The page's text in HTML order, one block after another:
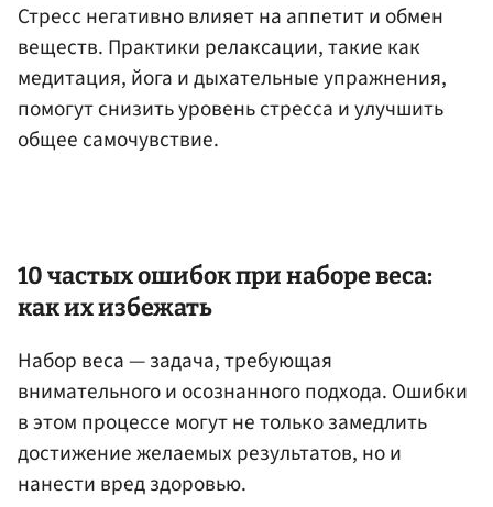
Стресс негативно влияет на аппетит и обмен
веществ. Практики релаксации, такие как
медитация, йога и дыхательные упражнения,
помогут снизить уровень стресса и улучшить
общее самочувствие.​
10 частых ошибок при наборе веса:
как их избежать
Набор веса — задача, требующая
внимательного и осознанного подхода. Ошибки
в этом процессе могут не только замедлить
достижение желаемых результатов, но и
нанести вред здоровью.